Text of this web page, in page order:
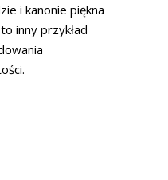
i kanonie piękna
inny przykład